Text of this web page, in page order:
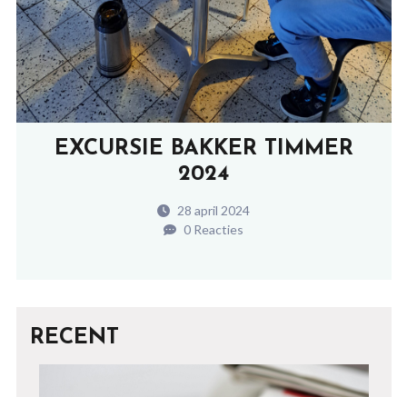
EXCURSIE BAKKER TIMMER
2024
28 april 2024
0 Reacties
RECENT